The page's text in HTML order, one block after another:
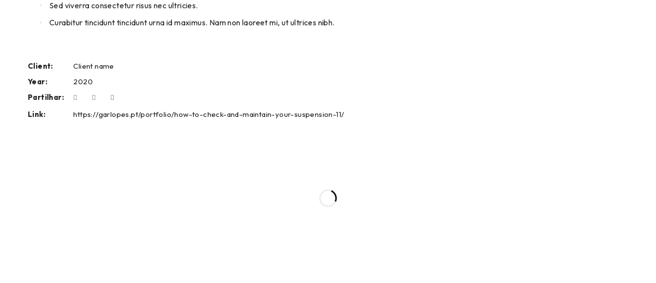
Sed viverra consectetur risus nec ultricies.
Curabitur tincidunt tincidunt urna id maximus. Nam non laoreet mi, ut ultrices nibh.
Client:
Client name
Year:
2020
Partilhar:
Link:
https://garlopes.pt/portfolio/how-to-check-and-maintain-your-suspension-11/